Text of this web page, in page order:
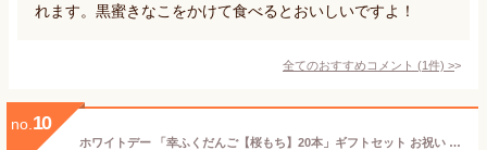
れます。黒蜜きなこをかけて食べるとおいしいですよ！
全てのおすすめコメント (1件) >
no. 10
ホワイトデー 「幸ふくだんご【桜もち】20本」ギフトセット お祝い お礼 誕生日 内祝い もち米 贈り物御返しスイーツ 行楽 冷凍発送 お菓子 ギフト 職場 食べ物 食品 串団子 手土産外 お供え のし紙 名入れ可能 おしゃれ 縁起 お返し 桜餅 成人 バレンタイン